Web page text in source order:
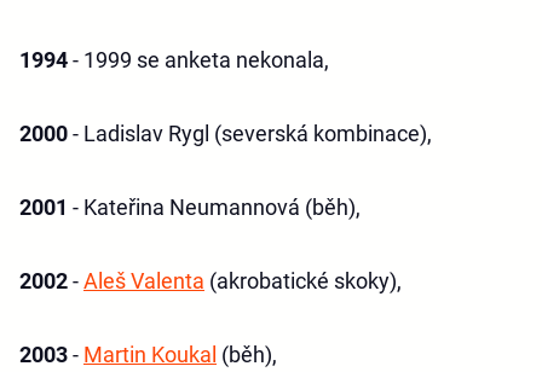
1994- 1999 se anketa nekonala,
2000- Ladislav Rygl (severská kombinace),
2001 - Kateřina Neumannová (běh),
2002-Aleš Valenta (akrobatické skoky),
2003- Martin Koukal (běh),